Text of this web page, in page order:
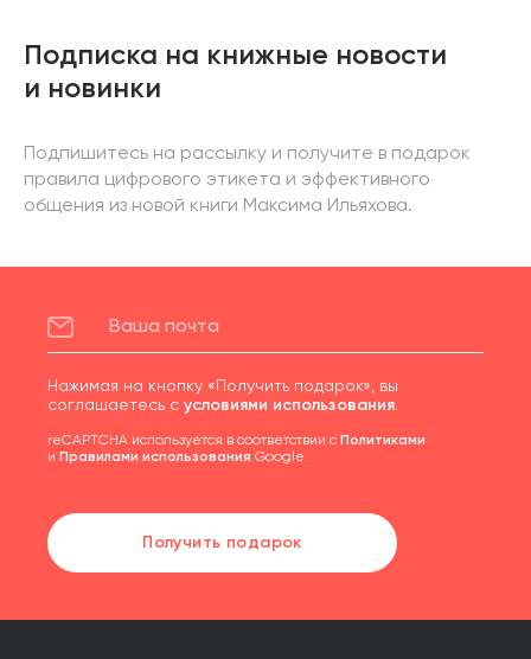
Подписка на книжные новости
и новинки
Подпишитесь на рассылку и получите в подарок
правила цифрового этикета и эффективного
общения из новой книги Максима Ильяхова.
Нажимая на кнопку «Получить подарок», вы
соглашаетесь с условиями использования.
reCAPTCHA используется в соответствии с Политиками
и Правилами использования Google.
Получить подарок